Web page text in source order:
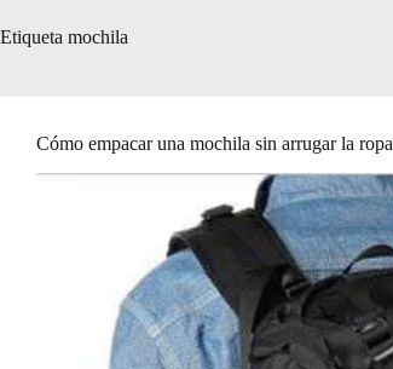
Etiqueta mochila
Cómo empacar una mochila sin arrugar la ropa